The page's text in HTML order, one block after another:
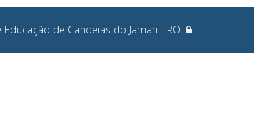
de Candeias do Jamari - RO.